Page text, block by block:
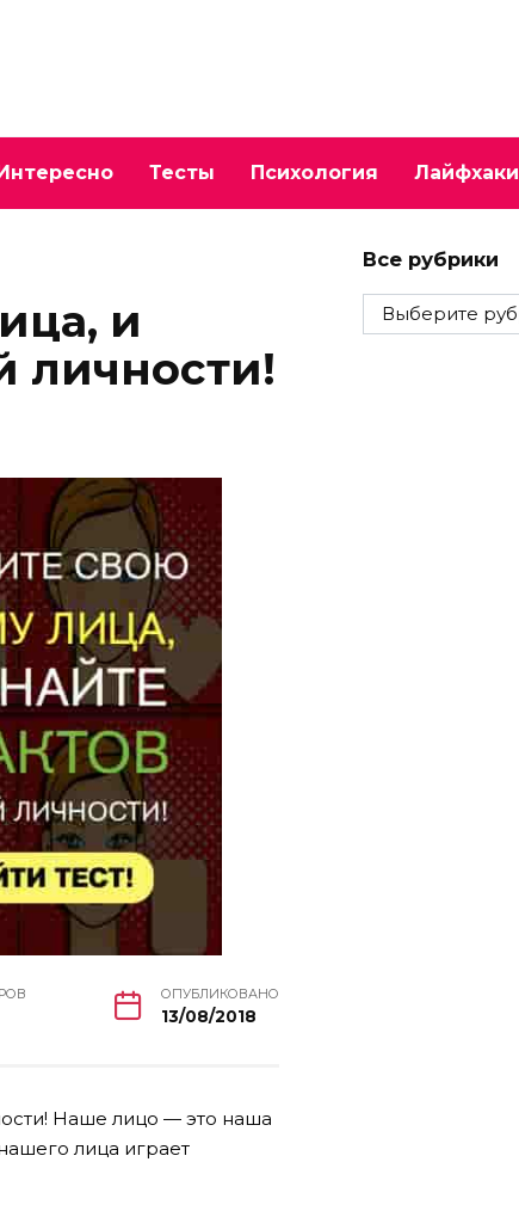
Тесты Психология Лайфхаки
и
личности!
ОПУБЛИКОВАНО
13/08/2018
Наше лицо — это наша
лица играет
Все рубрики
Все
рубрики